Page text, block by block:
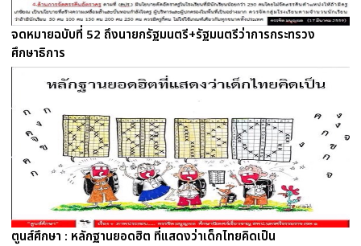
จดหมายฉบับที่ 52 ถึงนายกรัฐมนตรี+รัฐมนตรีว่าการกระทรวง
ศึกษาธิการ
ตูนส์ศึกษา : หลักฐานยอดฮิต ที่แสดงว่าเด็กไทยคิดเป็น